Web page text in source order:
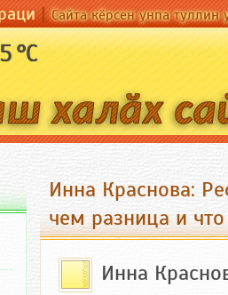
|Сайта кӗрсен унпа туллин
°C
Инна Краснова:
чем разница и
Инна